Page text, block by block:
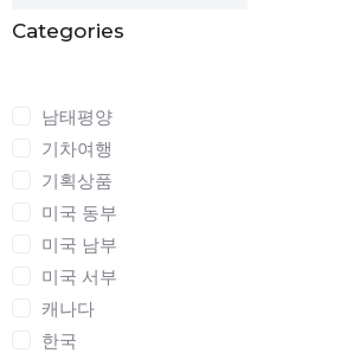
Categories
남태평양
기차여행
기획상품
미국 동부
미국 남부
미국 서부
캐나다
한국